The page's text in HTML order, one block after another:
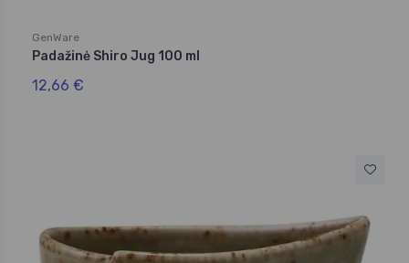
GenWare
Padažinė Shiro Jug 100 ml
12,66 €